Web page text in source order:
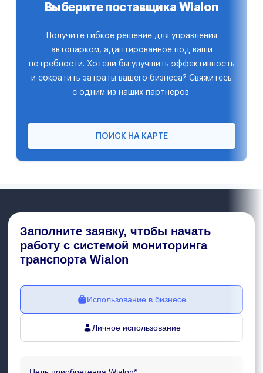
Выберите поставщика Wialon
Получите гибкое решение для управления
автопарком, адаптированное под ваши
потребности. Хотели бы улучшить эффективность
и сократить затраты вашего бизнеса? Свяжитесь
с одним из наших партнеров.
ПОИСК НА КАРТЕ